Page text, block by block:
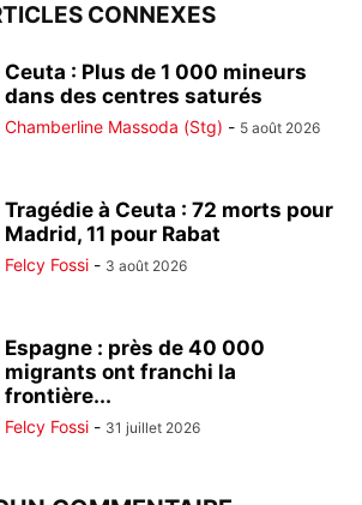
CONNEXES
Ceuta : Plus de 1 000 mineurs
dans des centres saturés
Chamberline Massoda (Stg) - 5 août 2026
Tragédie à Ceuta : 72 morts pour
Madrid, 11 pour Rabat
Felcy Fossi - 3 août 2026
Espagne : près de 40 000
migrants ont franchi la
frontière...
Felcy Fossi - 31 juillet 2026